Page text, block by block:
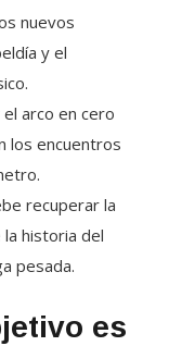
nuevos
y el
arco en cero
los encuentros
recuperar la
historia del
pesada.
es